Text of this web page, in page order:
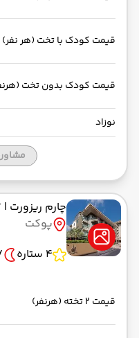
قیمت کودک با تخت (هر نفر)
قیمت کودک بدون تخت
نوزاد
چارم ریزورت | THE CHARM RESORT
پوکت
4 ستاره
قیمت 2 تخته (هرنفر)